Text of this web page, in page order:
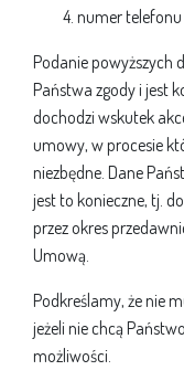
numer telefonu
Podanie powyższych
Państwa zgody i jest
dochodzi wskutek
umowy, w procesie
niezbędne. Dane
jest to konieczne, tj.
przez okres
Umową.
Podkreślamy, że nie
jeżeli nie chcą
możliwości.